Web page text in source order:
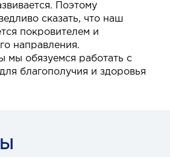
Поэтому
сказать, что наш
покровителем и
направления.
мы обязуемся работать с
благополучия и здоровья